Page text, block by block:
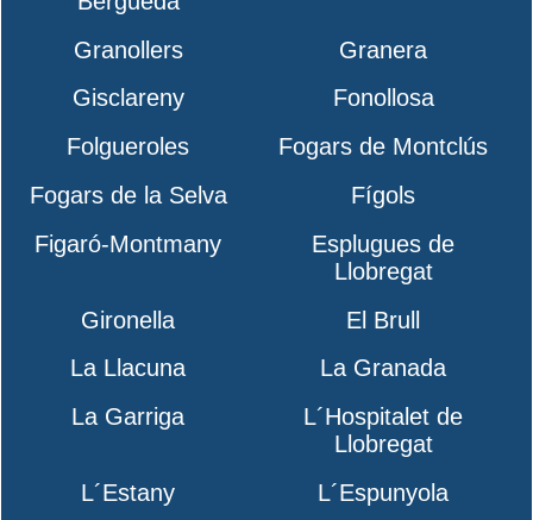
Granollers
Granera
Gisclareny
Fonollosa
Folgueroles
Fogars de Montclús
Fogars de la Selva
Fígols
Figaró-Montmany
Esplugues de
Llobregat
Gironella
El Brull
La Llacuna
La Granada
La Garriga
L´Hospitalet de
Llobregat
L´Estany
L´Espunyola